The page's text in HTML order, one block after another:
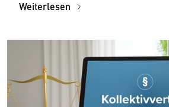
Weiterlesen